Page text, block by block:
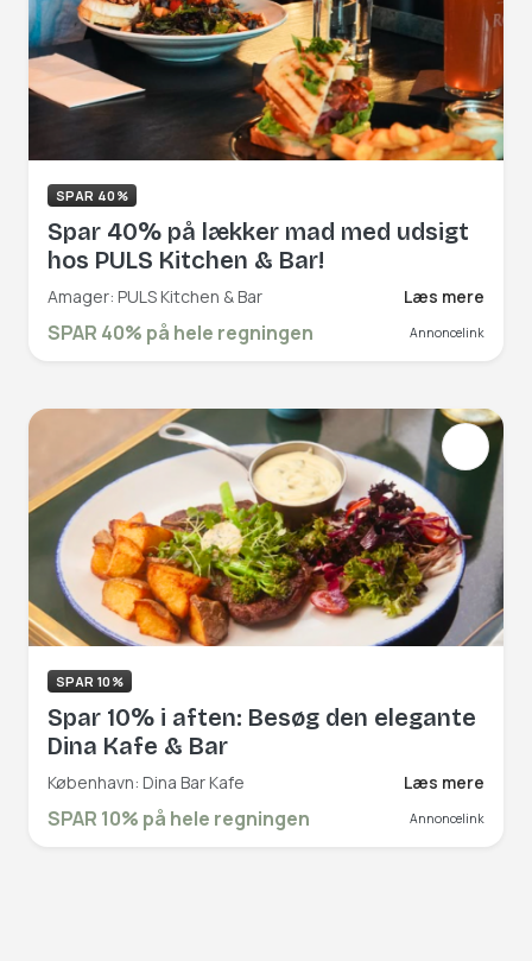
SPAR 40%
Spar 40% på lækker mad med udsigt
hos PULS Kitchen & Bar!
Amager: PULS Kitchen & Bar Læs mere
SPAR 40% på hele regningen Annoncelink
SPAR 10%
Spar 10% i aften: Besøg den elegante
Dina Kafe & Bar
København: Dina Bar Kafe Læs mere
SPAR 10% på hele regningen Annoncelink